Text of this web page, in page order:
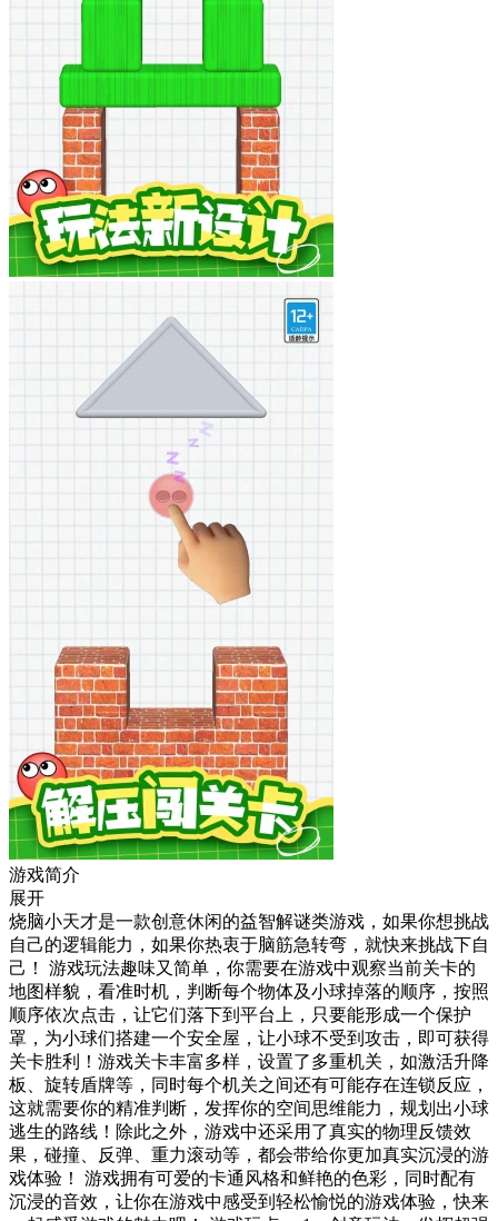
游戏简介
展开
烧脑小天才是一款创意休闲的益智解谜类游戏，如果你想挑战
自己的逻辑能力，如果你热衷于脑筋急转弯，就快来挑战下自
己！ 游戏玩法趣味又简单，你需要在游戏中观察当前关卡的
地图样貌，看准时机，判断每个物体及小球掉落的顺序，按照
顺序依次点击，让它们落下到平台上，只要能形成一个保护
罩，为小球们搭建一个安全屋，让小球不受到攻击，即可获得
关卡胜利！游戏关卡丰富多样，设置了多重机关，如激活升降
板、旋转盾牌等，同时每个机关之间还有可能存在连锁反应，
这就需要你的精准判断，发挥你的空间思维能力，规划出小球
逃生的路线！除此之外，游戏中还采用了真实的物理反馈效
果，碰撞、反弹、重力滚动等，都会带给你更加真实沉浸的游
戏体验！ 游戏拥有可爱的卡通风格和鲜艳的色彩，同时配有
沉浸的音效，让你在游戏中感受到轻松愉悦的游戏体验，快来